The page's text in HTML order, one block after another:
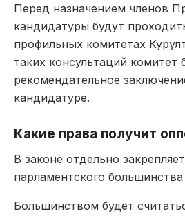
Перед назначением членов
кандидатуры будут
профильных комитетах
таких консультаций комитет
рекомендательное
кандидатуре.
Какие права получит
В законе отдельно
парламентского
Большинством будет